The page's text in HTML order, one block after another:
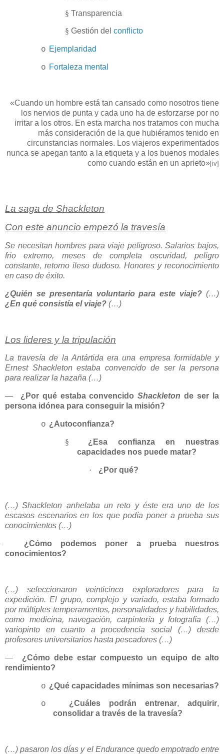
§ Transparencia
§ Gestión del conflicto
o Ejemplaridad
o Fortaleza mental
«Cuando un hombre está tan cansado como nosotros tiene
los nervios de punta y cada uno ha de esforzarse por no
irritar a los otros. En esta marcha nos tratamos con mucha
más consideración de la que hubiéramos tenido en
circunstancias normales. Los viajeros experimentados
nunca se apegan tanto a la etiqueta y a los buenos modales
como cuando están en un aprieto»[iv]
La saga de Shackleton
Con este anuncio empezó la travesía
Se necesitan hombres para viaje peligroso. Salarios bajos,
frio extremo, meses de completa oscuridad, peligro
constante, retorno ileso dudoso. Honores y reconocimiento
en caso de éxito.
¿Quién se presentaría voluntario para este viaje? (…)
¿En qué consistía el viaje? (…)
Los lideres y la tripulación
La travesía de la Antártida era una empresa formidable y
Ernest Shackleton estaba convencido de ser la persona
para realizar la hazaña (…)
— ¿Por qué estaba convencidoShackleton de ser la
persona idónea para conseguir la misión?
o ¿Autoconfianza?
§
¿Esa confianza en nuestras
capacidades nos puede matar?
· ¿Por qué?
(…) Shackleton anhelaba un reto y éste era uno de los
escasos escenarios en los que podía poner a prueba sus
conocimientos (…)
¿Cómo podemos poner a prueba nuestros
conocimientos?
(…) seleccionaron veinticinco exploradores para la
expedición. El grupo, complejo y variado, estaba formado
por múltiples temperamentos, personalidades y habilidades,
como medicina, navegación, carpintería y fotografía (…)
variopinto en cuanto a procedencia social (…) desde
profesores universitarios hasta pescadores (…)
—
¿Cómo debe estar compuesto un equipo de alto
rendimiento?
o ¿Qué capacidades mínimas son necesarias?
o ¿Cuáles podrán entrenar, adquirir,
consolidar a través de la travesía?
(…) pasaron los días y el Endurance quedo empotrado entre